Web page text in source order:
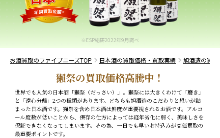
※ESP総研2022年9月調べ
お酒買取のファイブニーズTOP 日本酒の買取価格・買取実績 旭酒造の買
獺祭の買取価格高騰中！
世界でも人気の日本酒「獺祭（だっさい）」。獺祭には大きくわけて「磨き」
と「遠心分離」2つの種類があります。どちらも旭酒造のこだわりと想いが詰
まった日本酒です。獺祭を含め日本酒は鮮度が重要視されるお酒です。アルコ
ール度数が低いことから、保存の仕方によっては経年劣化に弱く、美味しさを
保証できなくなってしまいます。その為、一日でも早いお持込みが高価買取の
最重要ポイントです。